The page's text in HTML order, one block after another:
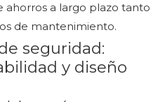
ahorros a largo plazo tanto
de mantenimiento.
seguridad:
y diseño